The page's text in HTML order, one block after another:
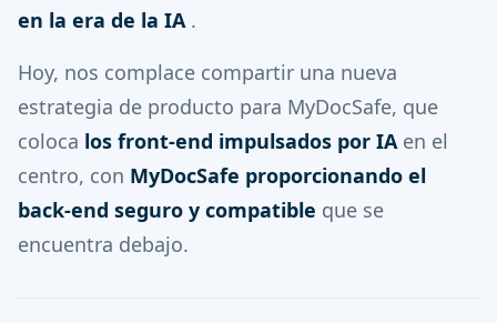
en la era de la IA.
Hoy, nos complace compartir una nueva
estrategia de producto para MyDocSafe, que
coloca los front-end impulsados por IAen el
centro, con MyDocSafe proporcionando el
back-end seguro y compatible que se
encuentra debajo.